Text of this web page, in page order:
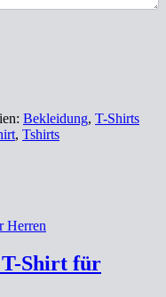
Bekleidung, T-Shirts
, Tshirts
T-Shirt für